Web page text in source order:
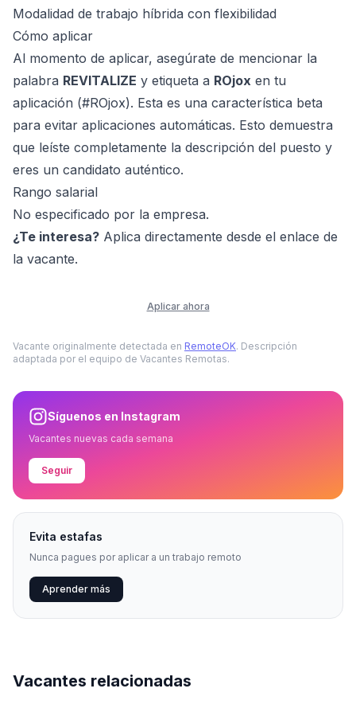
Modalidad de trabajo híbrida con flexibilidad
Cómo aplicar
Al momento de aplicar, asegúrate de mencionar la
palabra REVITALIZE y etiqueta a ROjox en tu
aplicación (#ROjox). Esta es una característica beta
para evitar aplicaciones automáticas. Esto demuestra
que leíste completamente la descripción del puesto y
eres un candidato auténtico.
Rango salarial
No especificado por la empresa.
¿Te interesa? Aplica directamente desde el enlace de
la vacante.
Aplicar ahora
Vacante originalmente detectada en RemoteOK. Descripción
adaptada por el equipo de Vacantes Remotas.
Síguenos en Instagram
Vacantes nuevas cada semana
Seguir
Evita estafas
Nunca pagues por aplicar a un trabajo remoto
Aprender más
Vacantes relacionadas